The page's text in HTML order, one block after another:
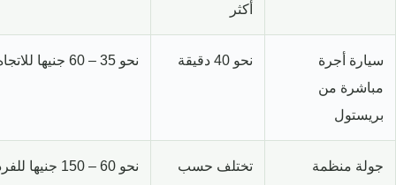
أكثر
سيارة أجرة
مباشرة من
بريستول
نحو 40 دقيقة نحو 35 – 60 جنيها للاتجاه
جولة منظمة
تختلف حسب
نحو 60 – 150 جنيها للفرد